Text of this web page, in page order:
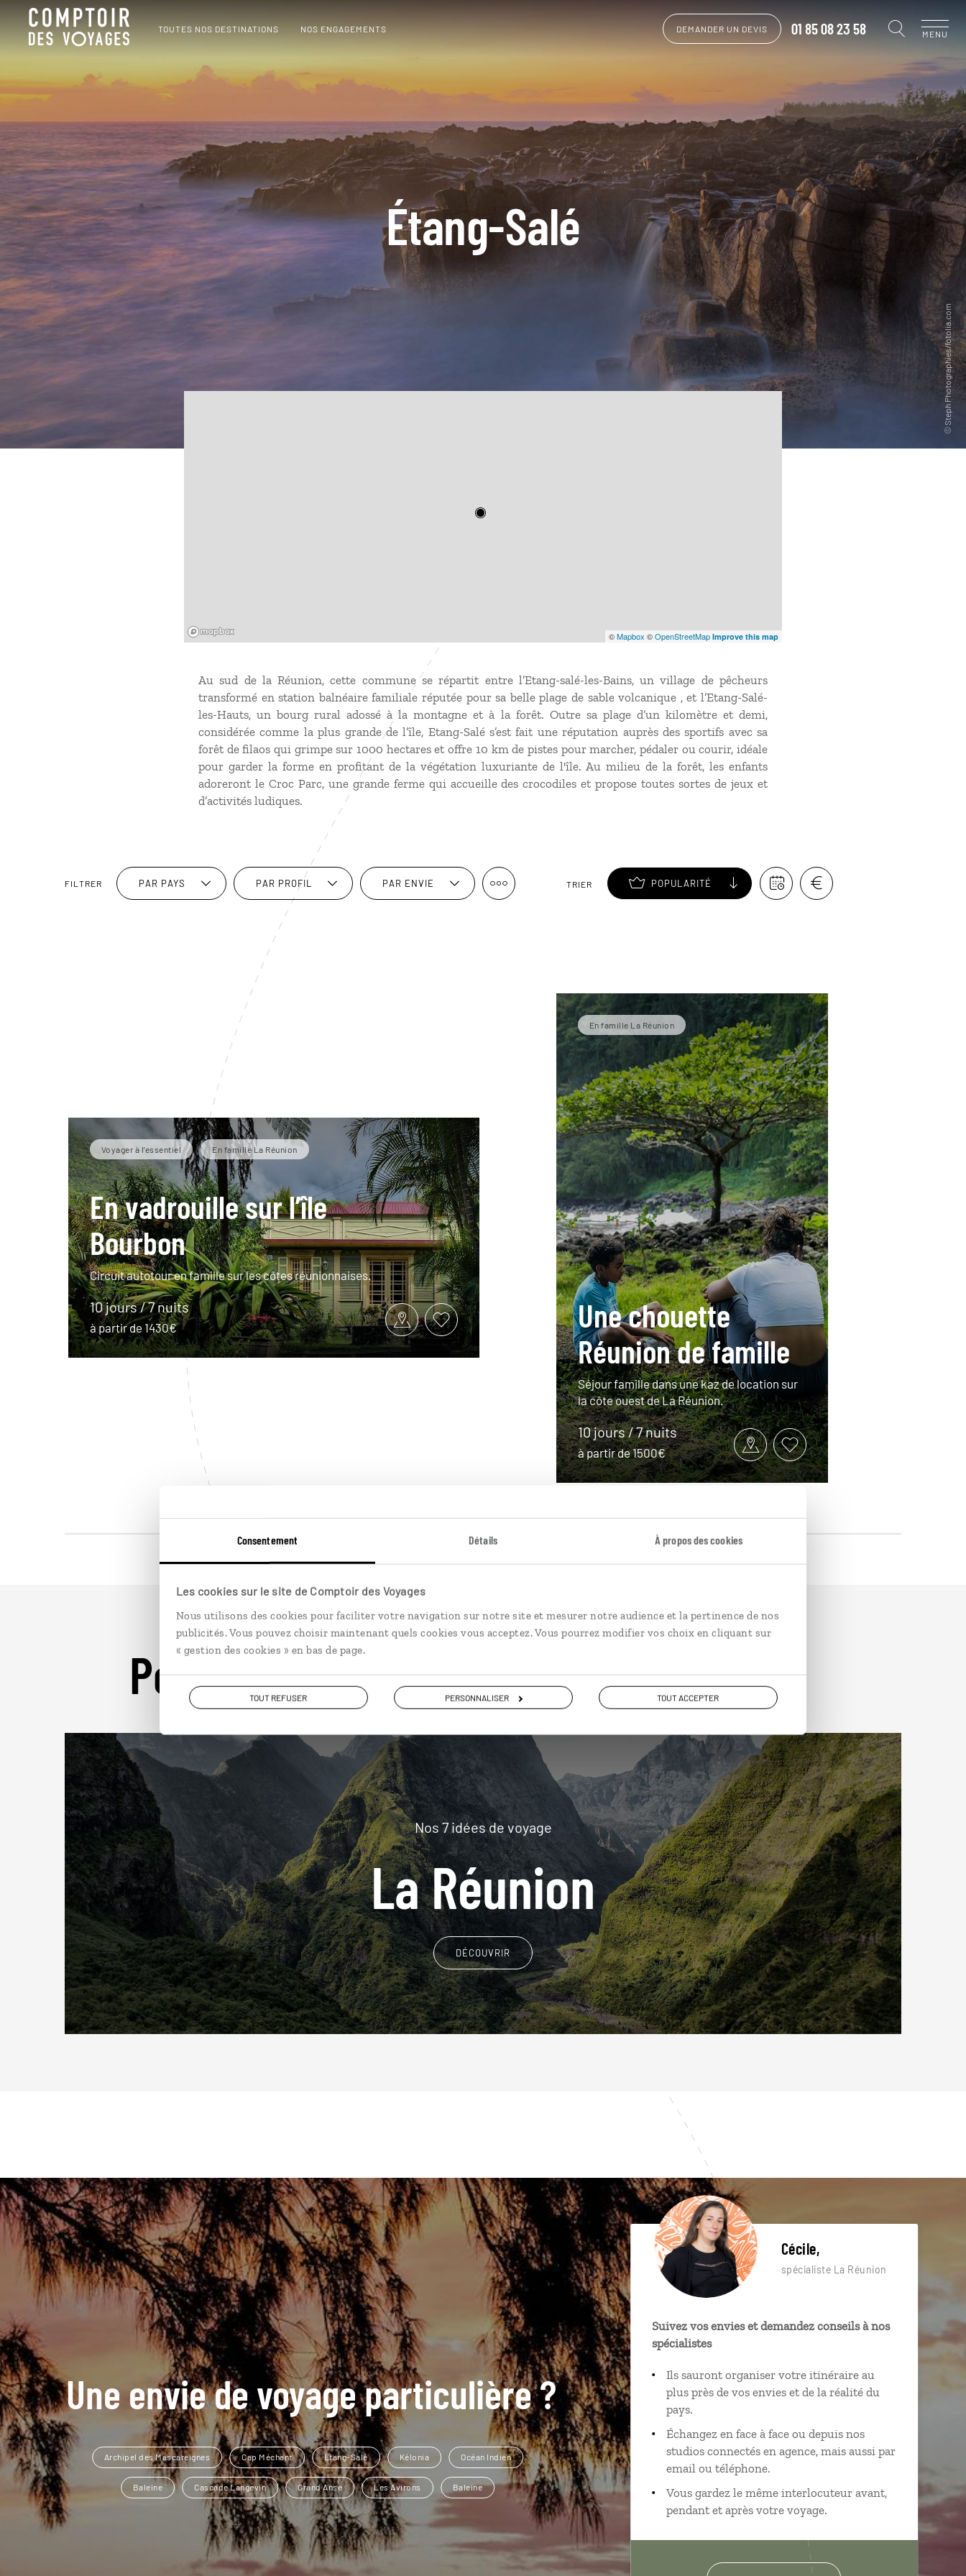
Consentement Détails À propos des cookies
Les cookies sur le site de Comptoir des Voyages
Nous utilisons des cookies pour faciliter votre navigation sur notre site et mesurer notre audience et la pertinence de nos
publicités. Vous pouvez choisir maintenant quels cookies vous acceptez. Vous pourrez modifier vos choix en cliquant sur
« gestion des cookies » en bas de page.
TOUT REFUSER PERSONNALISER TOUT ACCEPTER
TOUTES NOS DESTINATIONS NOS ENGAGEMENTS DEMANDER UN DEVIS 01 85 08 23 58 MENU
Étang-Salé
©Mapbox ©OpenStreetMap Improve this map
Au sud de la Réunion, cette commune se répartit entre l’Etang-salé-les-Bains, un village de pêcheurs
transformé en station balnéaire familiale réputée pour sa belle plage de sable volcanique , et l’Etang-Salé-
les-Hauts, un bourg rural adossé à la montagne et à la forêt. Outre sa plage d’un kilomètre et demi,
considérée comme la plus grande de l’île, Etang-Salé s’est fait une réputation auprès des sportifs avec sa
forêt de filaos qui grimpe sur 1000 hectares et offre 10 km de pistes pour marcher, pédaler ou courir, idéale
pour garder la forme en profitant de la végétation luxuriante de l'île. Au milieu de la forêt, les enfants
adoreront le Croc Parc, une grande ferme qui accueille des crocodiles et propose toutes sortes de jeux et
d’activités ludiques.
FILTRER PAR PAYS PAR PROFIL PAR ENVIE TRIER POPULARITÉ
Voyager à l’essentiel En famille La Réunion
En vadrouille sur l’île
Bourbon
Circuit autotour en famille sur les côtes réunionnaises.
10 jours / 7 nuits
à partir de 1430€
En famille La Réunion
Une chouette
Réunion de famille
Séjour famille dans une kaz de location sur
la côte ouest de La Réunion.
10 jours / 7 nuits
à partir de 1500€
Pour aller plus loin
Nos 7 idées de voyage
La Réunion
DÉCOUVRIR
Une envie de voyage particulière ?
Archipel des Mascareignes Cap Méchant Étang-Salé Kélonia Océan Indien
Baleine Cascade Langevin Grand Anse Les Avirons Baleine
Cécile,
spécialiste La Réunion
Suivez vos envies et demandez conseils à nos
spécialistes
Ils sauront organiser votre itinéraire au
plus près de vos envies et de la réalité du
pays.
Échangez en face à face ou depuis nos
studios connectés en agence, mais aussi par
email ou téléphone.
Vous gardez le même interlocuteur avant,
pendant et après votre voyage.